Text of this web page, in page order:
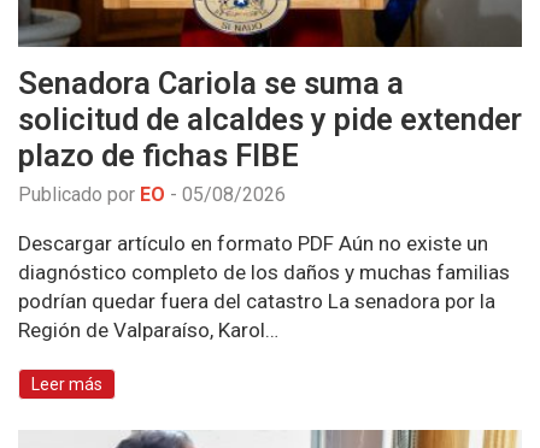
Senadora Cariola se suma a
solicitud de alcaldes y pide extender
plazo de fichas FIBE
Publicado por EO - 05/08/2026
Descargar artículo en formato PDF Aún no existe un
diagnóstico completo de los daños y muchas familias
podrían quedar fuera del catastro La senadora por la
Región de Valparaíso, Karol…
Leer más